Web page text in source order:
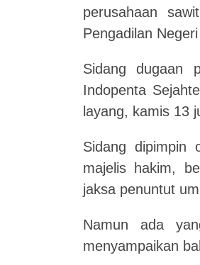
perusahaan
Pengadilan
Sidang dugaan
Indopenta
layang, kamis 13
Sidang dipimpin
majelis hakim,
jaksa penuntut
Namun ada
menyampaikan